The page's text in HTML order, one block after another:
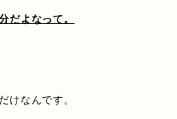
だよなって。
けなんです。